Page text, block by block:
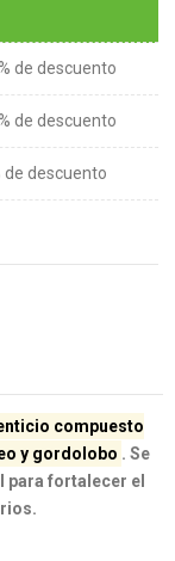
de descuento
de descuento
de descuento
compuesto
y gordolobo . Se
para fortalecer el